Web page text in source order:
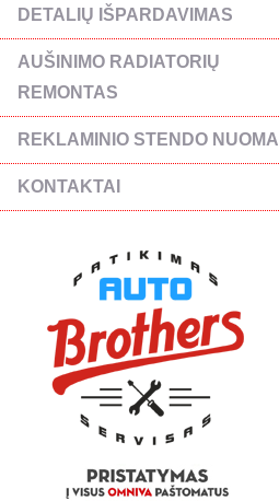
DETALIŲ IŠPARDAVIMAS
AUŠINIMO RADIATORIŲ
REMONTAS
REKLAMINIO STENDO NUOMA
KONTAKTAI